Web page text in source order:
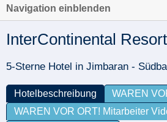
Navigation einblenden
InterContinental
5-Sterne Hotel in Jimbaran -
Hotelbeschreibung
WAREN
WAREN VOR ORT! Mitarbeiter